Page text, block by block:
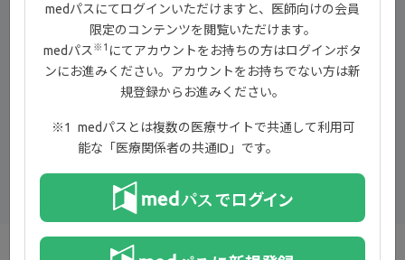
ジセレカの効能又は効果、効能又は効果に関連する注意
【0:07】
RAのサイトカイン・シグナル伝達【0:50】
JAK-STAT経路におけるサイトカイン受容体【1:40】
サイトカイン・シグナル伝達におけるJAKの役割
【2:07】
JAK-STAT経路におけるジセレカのはたらき【2:45】
medパスにてログインいただけますと、医師向けの会員
限定のコンテンツを閲覧いただけます。
medパス ※1 にてアカウントをお持ちの方はログインボタ
ンにお進みください。アカウントをお持ちでない方は新
規登録からお進みください。
medパスとは複数の医療サイトで共通して利用可
能な「医療関係者の共通ID」です。